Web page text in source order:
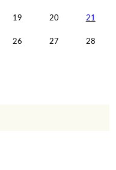
19 20 21
26 27 28